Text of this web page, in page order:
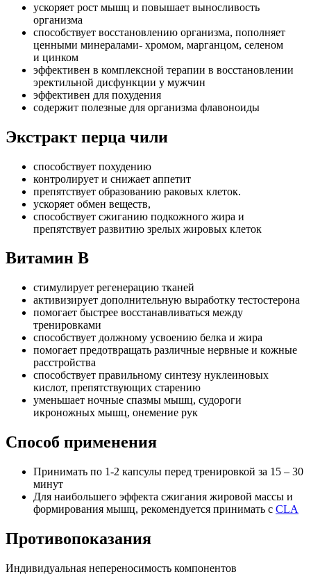
ускоряет рост мышц и повышает выносливость
организма
способствует восстановлению организма, пополняет
ценными минералами- хромом, марганцом, селеном
и цинком
эффективен в комплексной терапии в восстановлении
эректильной дисфункции у мужчин
эффективен для похудения
содержит полезные для организма флавоноиды
Экстракт перца чили
способствует похудению
контролирует и снижает аппетит
препятствует образованию раковых клеток.
ускоряет обмен веществ,
способствует сжиганию подкожного жира и
препятствует развитию зрелых жировых клеток
Витамин В
стимулирует регенерацию тканей
активизирует дополнительную выработку тестостерона
помогает быстрее восстанавливаться между
тренировками
способствует должному усвоению белка и жира
помогает предотвращать различные нервные и кожные
расстройства
способствует правильному синтезу нуклеиновых
кислот, препятствующих старению
уменьшает ночные спазмы мышц, судороги
икроножных мышц, онемение рук
Способ применения
Принимать по 1-2 капсулы перед тренировкой за 15 – 30
минут
Для наибольшего эффекта сжигания жировой массы и
формирования мышц, рекомендуется принимать с CLA
Противопоказания
Индивидуальная непереносимость компонентов